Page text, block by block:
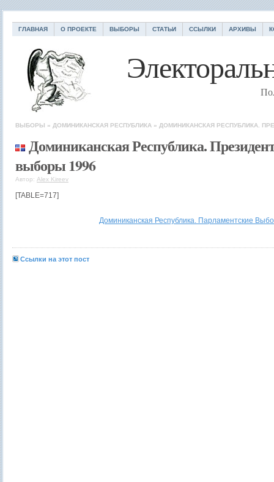
ГЛАВНАЯ О ПРОЕКТЕ ВЫБОРЫ СТАТЬИ ССЫЛКИ АРХИВЫ
ВЫБОРЫ » ДОМИНИКАНСКАЯ РЕСПУБЛИКА » ДОМИНИКАНСКАЯ РЕСПУБЛИКА.
Доминиканская Республика.
выборы 1996
Автор: Alex Kireev
[TABLE=717]
Доминиканская Республика. Парламентские
Ссылки на этот пост